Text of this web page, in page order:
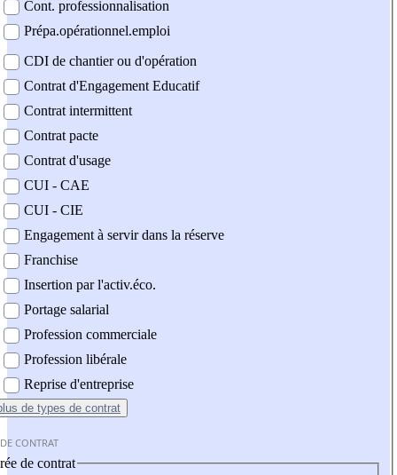
Cont. professionnalisation
Prépa.opérationnel.emploi
CDI de chantier ou d'opération
Contrat d'Engagement Educatif
Contrat intermittent
Contrat pacte
Contrat d'usage
CUI - CAE
CUI - CIE
Engagement à servir dans la réserve
Franchise
Insertion par l'activ.éco.
Portage salarial
Profession commerciale
Profession libérale
Reprise d'entreprise
de types de contrat
CONTRAT
de contrat